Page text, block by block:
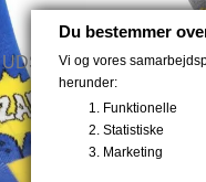
UDSOLGT
Du bestemmer
Vi og vores
herunder:
Funktionelle
Statistiske
Marketing